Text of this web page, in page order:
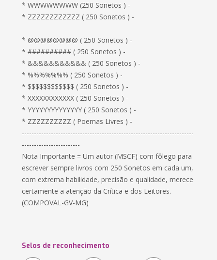
* WWWWWWWW (250 Sonetos ) -
* ZZZZZZZZZZZZ ( 250 Sonetos ) -
* @@@@@@@@ ( 250 Sonetos ) -
* ########## ( 250 Sonetos ) -
* &&&&&&&&&&& ( 250 Sonetos ) -
* %%%%%%% ( 250 Sonetos ) -
* $$$$$$$$$$$$ ( 250 Sonetos ) -
* XXXXXXXXXXXX ( 250 Sonetos ) -
* YYYYYYYYYYYYYY ( 250 Sonetos ) -
* ZZZZZZZZZZ ( Poemas Livres ) -
-----------------------------------------------------------------------
------------------------
Nota Importante = Um autor (MSCF) com fôlego para
escrever sempre livros com 250 Sonetos em cada um,
com extrema habilidade, precisão e qualidade, merece
certamente a atenção da Crítica e dos Leitores.
(COMPOVAL-GV-MG)
Selos de reconhecimento